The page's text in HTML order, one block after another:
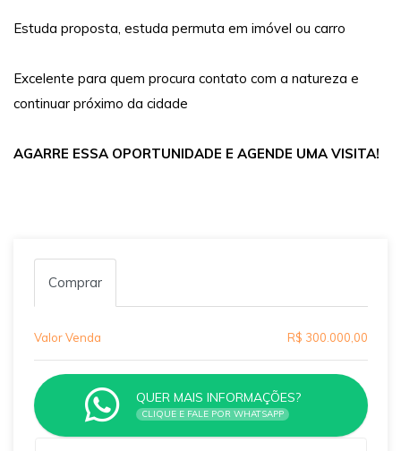
Estuda proposta, estuda permuta em imóvel ou carro
Excelente para quem procura contato com a natureza e
continuar próximo da cidade
AGARRE ESSA OPORTUNIDADE E AGENDE UMA VISITA!
Comprar
Valor Venda R$ 300.000,00
QUER MAIS INFORMAÇÕES?
CLIQUE E FALE POR WHATSAPP